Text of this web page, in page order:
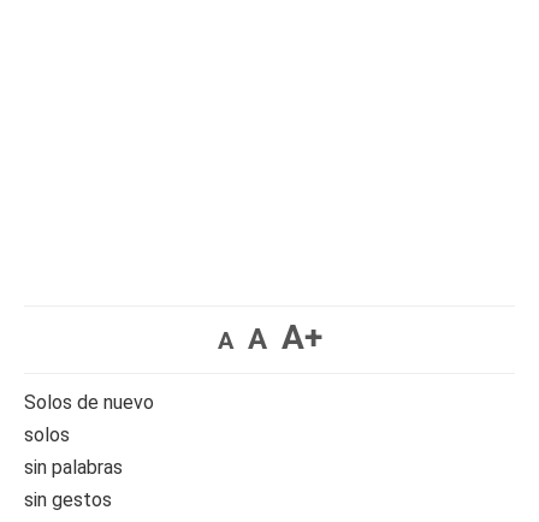
A A A+
Solos de nuevo
solos
sin palabras
sin gestos